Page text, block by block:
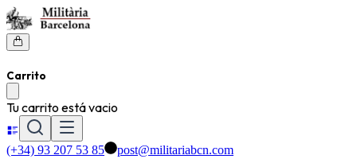
Carrito
Tu carrito está vacio
(+34) 93 207 53 85 post@militariabcn.com